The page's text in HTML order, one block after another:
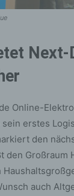
Online-
erstes
den
Großraum
auch